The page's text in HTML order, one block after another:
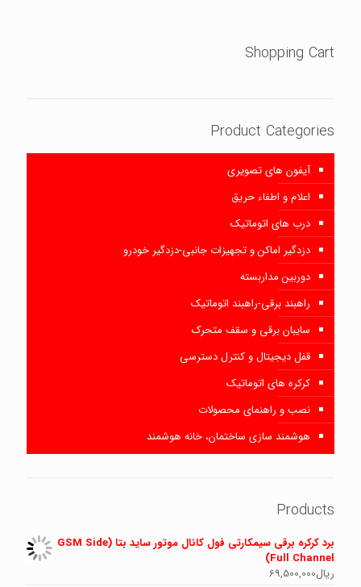
Shopping Cart
Product Categories
آیفون های تصویری
اعلام و اطفاء حریق
درب های اتوماتیک
دزدگیر اماکن و تجهیزات جانبی-دزدگیر خودرو
دوربین مداربسته
راهبند برقی-راهبند اتوماتیک
سایبان برقی و سقف متحرک
قفل دیجیتال و کنترل دسترسی
کرکره های اتوماتیک
نصب و راهنمای محصولات
هوشمند سازی ساختمان، خانه هوشمند
Products
برد کرکره برقی سیمکارتی فول کانال موتور ساید بتا (GSM Side
Full Channel)
ریال69,500,000